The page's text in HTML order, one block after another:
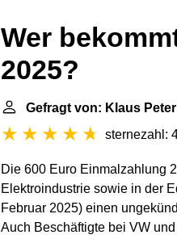
Wer
2025?
Gefragt von: Klaus
sternezahl:
Die 600 Euro Einmalzahlung
Elektroindustrie sowie in der
Februar 2025) einen
Auch Beschäftigte bei VW